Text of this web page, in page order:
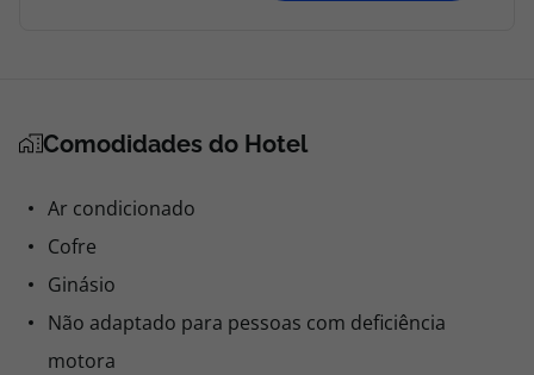
Comodidades do Hotel
Ar condicionado
Cofre
Ginásio
Não adaptado para pessoas com deficiência
motora